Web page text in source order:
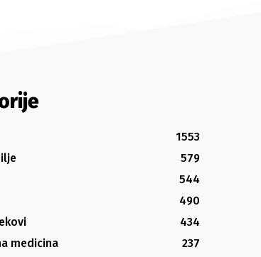
1553
579
544
490
434
medicina
237